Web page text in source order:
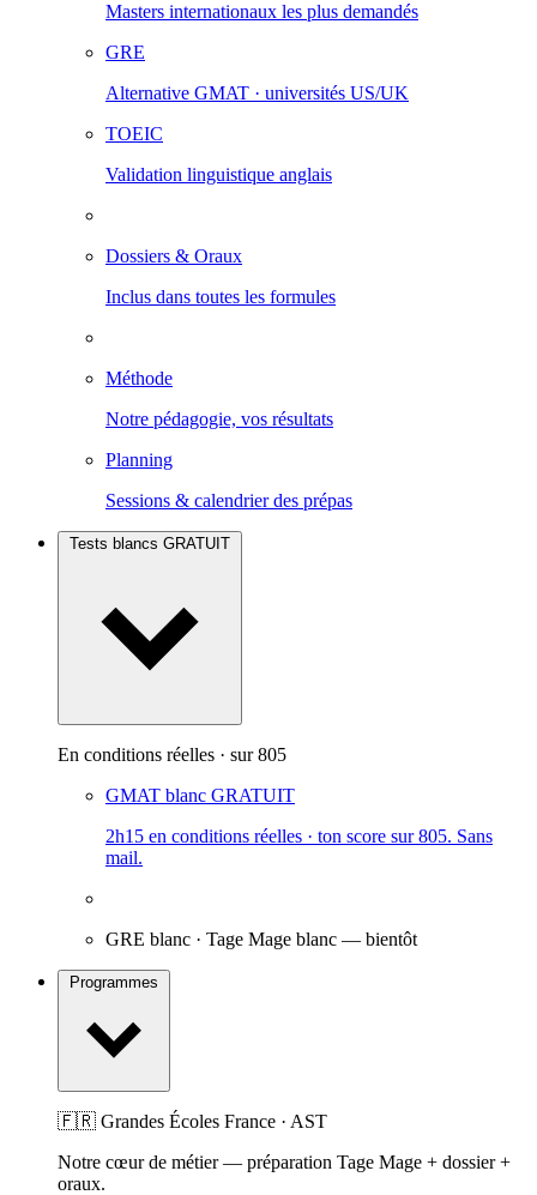
Masters internationaux les plus demandés
GRE
Alternative GMAT · universités US/UK
TOEIC
Validation linguistique anglais
Dossiers & Oraux
Inclus dans toutes les formules
Méthode
Notre pédagogie, vos résultats
Planning
Sessions & calendrier des prépas
Tests blancs GRATUIT
En conditions réelles · sur 805
GMAT blanc GRATUIT
2h15 en conditions réelles · ton score sur 805. Sans
mail.
GRE blanc · Tage Mage blanc — bientôt
🇫🇷 Grandes Écoles France · AST
Notre cœur de métier — préparation Tage Mage + dossier +
oraux.